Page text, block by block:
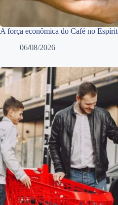
A força econômica do Café no
06/08/2026